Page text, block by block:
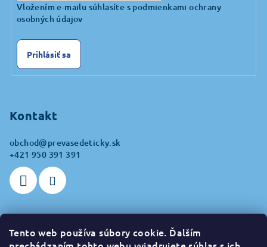
Tento web používa súbory cookie. Ďalším
Vložením e-mailu súhlasíte s podmienkami ochrany
osobných údajov
Prihlásiť sa
Kontakt
obchod@prevasedeticky.sk
+421 950 391 391
Prijímame online platby